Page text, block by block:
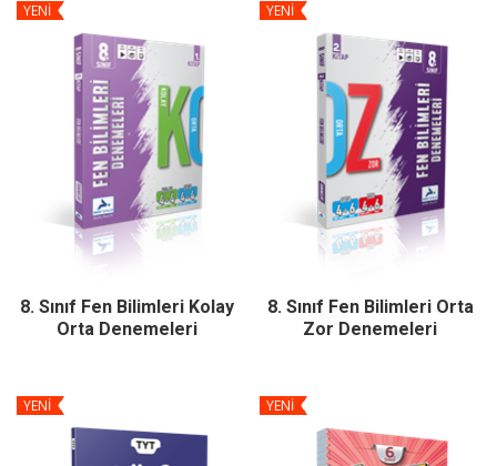
YENİ
8. Sınıf Fen Bilimleri Kolay
Orta Denemeleri
YENİ
8. Sınıf Fen Bilimleri Orta
Zor Denemeleri
YENİ YENİ